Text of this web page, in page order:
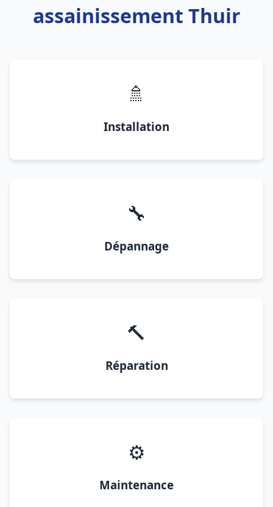
assainissement Thuir
🚿
Installation
🔧
Dépannage
🔨
Réparation
⚙️
Maintenance